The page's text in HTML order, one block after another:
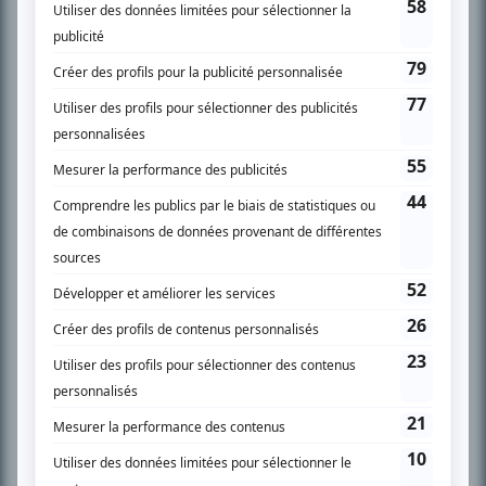
télévision» a d’abord oeuvré au magazine TV Hebdo de 1996 à 2001. Sa
spécialité: la télé québécoise. On peut l’entendre régulièrement commenter
l’actualité télévisuelle au 98,5.